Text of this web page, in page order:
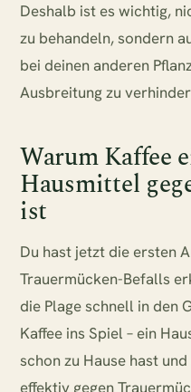
Deshalb ist es wichtig,
zu behandeln, sondern
bei deinen anderen
Ausbreitung zu
Warum Kaffee
Hausmittel
ist
Du hast jetzt die ersten
Trauermücken-Befalls
die Plage schnell in den
Kaffee ins Spiel – ein
schon zu Hause hast
effektiv gegen